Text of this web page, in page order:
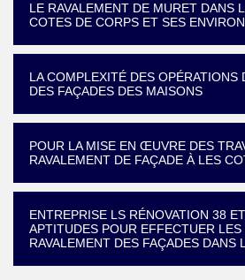
LE RAVALEMENT DE MURET DANS
COTES DE CORPS ET SES
LA COMPLEXITÉ DES OPÉRATIONS
DES FAÇADES DES MAISONS
POUR LA MISE EN ŒUVRE DES
RAVALEMENT DE FAÇADE À LES
ENTREPRISE LS RÉNOVATION 38
APTITUDES POUR EFFECTUER LES
RAVALEMENT DES FAÇADES DANS